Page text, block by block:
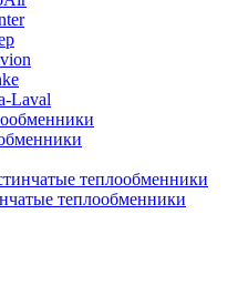
Laval
теплообменники
теплообменники